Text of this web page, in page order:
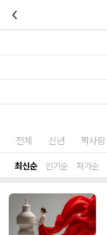
전체 신년 짝사랑
최신순 인기순 저가순